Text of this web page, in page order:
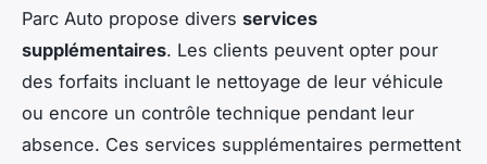
Parc Auto propose divers services
supplémentaires. Les clients peuvent opter pour
des forfaits incluant le nettoyage de leur véhicule
ou encore un contrôle technique pendant leur
absence. Ces services supplémentaires permettent